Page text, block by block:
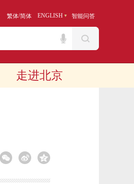
繁体/简体 ENGLISH 智能问答
走进北京